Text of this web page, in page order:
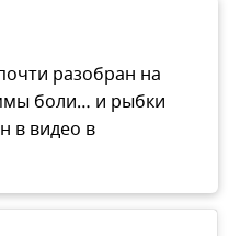
разобран на
боли… и рыбки
в видео в